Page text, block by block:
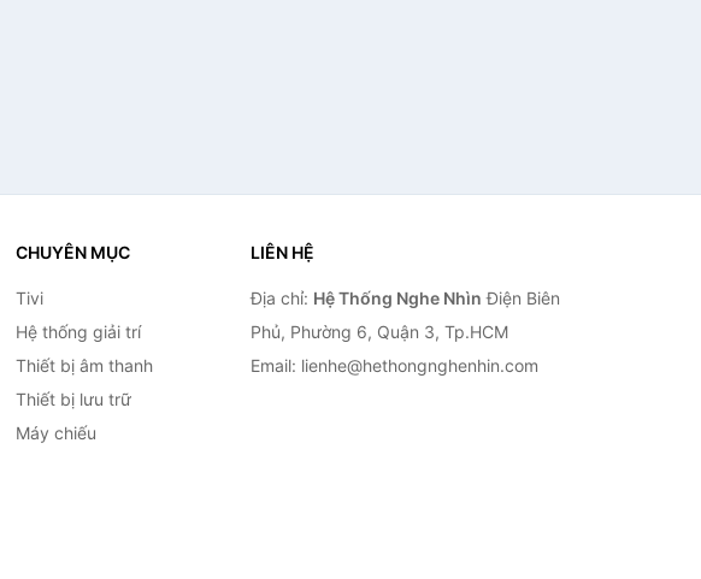
CHUYÊN MỤC
Tivi
Hệ thống giải trí
Thiết bị âm thanh
Thiết bị lưu trữ
Máy chiếu
LIÊN HỆ
Địa chỉ: Hệ Thống Nghe Nhìn Điện Biên
Phủ, Phường 6, Quận 3, Tp.HCM
Email: lienhe@hethongnghenhin.com